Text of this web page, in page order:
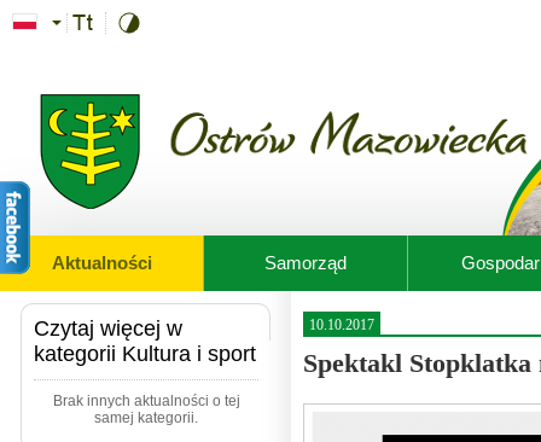
Przejdź do treści
Aktualności Samorząd
Czytaj więcej w
kategorii Kultura i sport
Brak innych aktualności o tej
samej kategorii.
10.10.2017
Spektakl Stopklatka